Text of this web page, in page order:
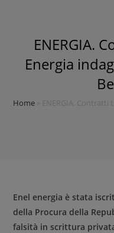
ENERGIA.
Energia
Home ENERGIA.
Enel energia è stata
della Procura della
falsità in scrittura